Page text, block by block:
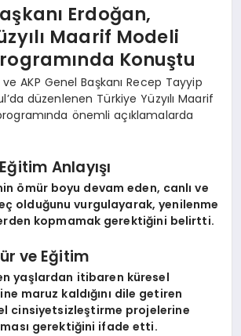
Erdoğan,
Maarif Modeli
Konuştu
AKP Genel Başkanı Recep Tayyip
düzenlenen Türkiye Yüzyılı Maarif
önemli açıklamalarda
Anlayışı
ömür boyu devam eden, canlı ve
olduğunu vurgulayarak, yenilenme
kopmamak gerektiğini belirtti.
ve Eğitim
yaşlardan itibaren küresel
maruz kaldığını dile getiren
cinsiyetsizleştirme projelerine
gerektiğini ifade etti.